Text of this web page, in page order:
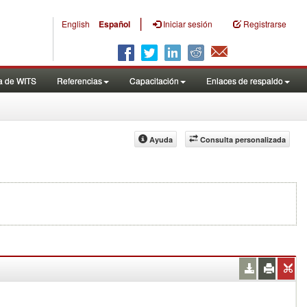
English Español | Iniciar sesión Registrarse
de WITS Referencias Capacitación Enlaces de respaldo
Consulta personalizada
Ayuda